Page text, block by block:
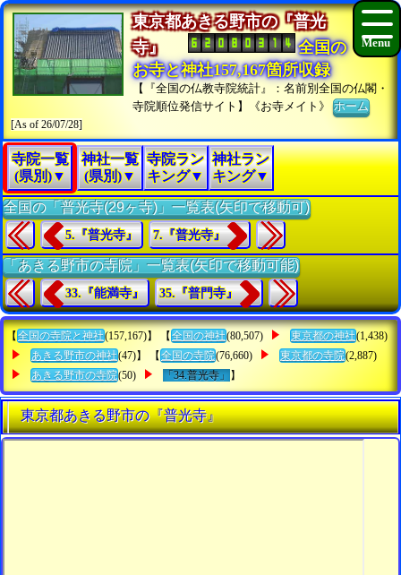
東京都あきる野市の『普光
寺』
全国の
お寺と神社157,167箇所収録
【『全国の仏教寺院統計』：名前別全国の仏閣・
寺院順位発信サイト】《お寺メイト》ホーム
[As of 26/07/28]
寺院一覧
(県別)▼
神社一覧
(県別)▼
寺院ラン
キング▼
神社ラン
キング▼
全国の「普光寺(29ヶ寺)」一覧表(矢印で移動可)
5.『普光寺』 7.『普光寺』
「あきる野市の寺院」一覧表(矢印で移動可能)
33.『能満寺』 35.『普門寺』
【 全国の寺院と神社(157,167)】 【 全国の神社(80,507) 東京都の神社(1,438)
あきる野市の神社(47)】 【 全国の寺院(76,660) 東京都の寺院(2,887)
あきる野市の寺院(50) 「34.普光寺」 】
東京都あきる野市の『普光寺』